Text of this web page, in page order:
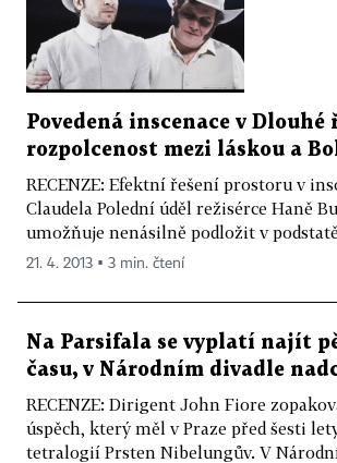
Povedená inscenace v Dlouhé
rozpolcenost mezi láskou a
RECENZE: Efektní řešení prostoru v
Claudela Polední úděl režisérce Haně
umožňuje nenásilně podložit v
21. 4. 2013 ▪ 3 min. čtení
Na Parsifala se vyplatí najít
času, v Národním divadle
RECENZE: Dirigent John Fiore
úspěch, který měl v Praze před šesti
tetralogií Prsten Nibelungův. V